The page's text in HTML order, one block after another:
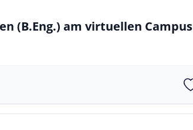
(B.Eng.) am virtuellen Campus